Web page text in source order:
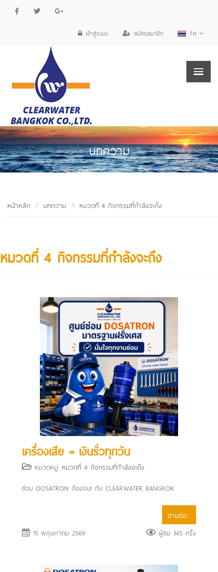
เข้าสู่ระบบ สมัครสมาชิก TH
บทความ
หน้าหลัก บทความ หมวดที่ 4 กิจกรรมที่กำลังจะถึง
หมวดที่ 4 กิจกรรมที่กำลังจะถึง
เครื่องเสีย = เงินรั่วทุกวัน
หมวดหมู่: หมวดที่ 4 กิจกรรมที่กำลังจะถึง
ซ่อม DOSATRON ต้องจบ! กับ CLEARWATER BANGKOK
อ่านต่อ...
15 พฤษภาคม 2569
ผู้ชม 345 ครั้ง